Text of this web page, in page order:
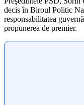
decis în Biroul Politic
responsabilitatea
propunerea de premier.